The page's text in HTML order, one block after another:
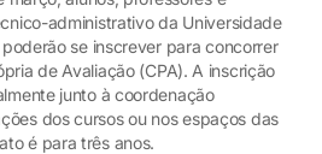
administrativo da Universidade
se inscrever para concorrer
de Avaliação (CPA). A inscrição
junto à coordenação
dos cursos ou nos espaços das
é para três anos.